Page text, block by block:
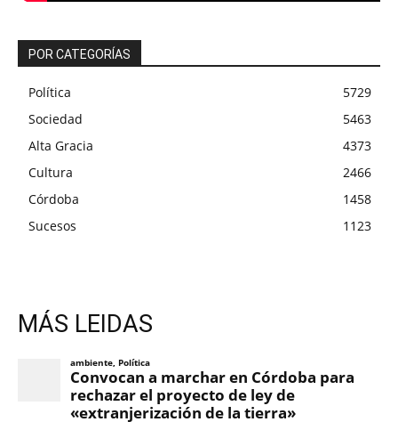
POR CATEGORÍAS
Política
5729
Sociedad
5463
Alta Gracia
4373
Cultura
2466
Córdoba
1458
Sucesos
1123
MÁS LEIDAS